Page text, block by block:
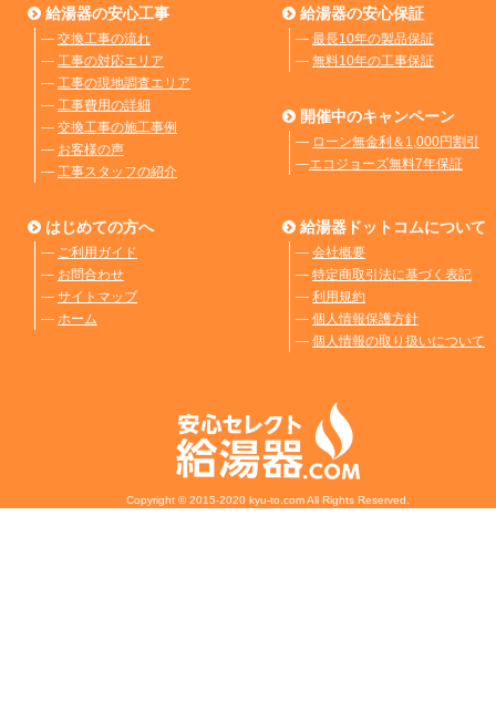
給湯器の安心工事
― 交換工事の流れ
― 工事の対応エリア
― 工事の現地調査エリア
― 工事費用の詳細
― 交換工事の施工事例
― お客様の声
― 工事スタッフの紹介
給湯器の安心保証
― 最長10年の製品保証
― 無料10年の工事保証
開催中のキャンペーン
― ローン無金利＆1,000円割引
―エコジョーズ無料7年保証
はじめての方へ
― ご利用ガイド
― お問合わせ
― サイトマップ
― ホーム
給湯器ドットコムについて
― 会社概要
― 特定商取引法に基づく表記
― 利用規約
― 個人情報保護方針
― 個人情報の取り扱いについて
Copyright © 2015-2020 kyu-to.com All Rights Reserved.